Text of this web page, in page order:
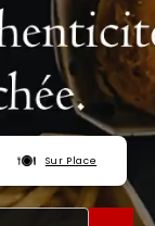
Sur Place